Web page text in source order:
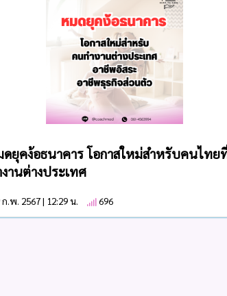
ยุคง้อธนาคาร โอกาสใหม่สำหรับคนไทย
านต่างประเทศ
.พ. 2567 | 12:29 น. 696